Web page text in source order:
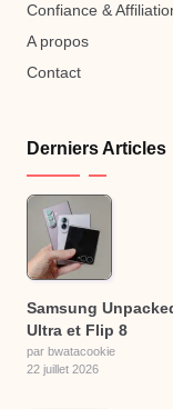
Confiance &
A propos
Contact
Derniers Articles
Samsung
Ultra et Flip 8
par bwatacookie
22 juillet 2026